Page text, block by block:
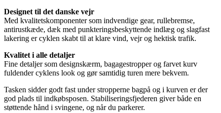
Designet til det danske vejr
Med kvalitetskomponenter som indvendige gear, rullebremse,
antirustkæde, dæk med punkteringsbeskyttende indlæg og slagfast
lakering er cyklen skabt til at klare vind, vejr og hektisk trafik.
Kvalitet i alle detaljer
Fine detaljer som designskærm, bagagestropper og farvet kurv
fuldender cyklens look og gør samtidig turen mere bekvem.
Tasken sidder godt fast under stropperne bagpå og i kurven er der
god plads til indkøbsposen. Stabiliseringsfjederen giver både en
støttende hånd i svingene, og når du parkerer.